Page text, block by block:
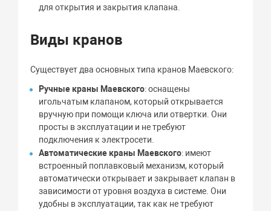
для открытия и закрытия клапана.
Виды кранов
Существует два основных типа кранов Маевского:
Ручные краны Маевского: оснащены
игольчатым клапаном, который открывается
вручную при помощи ключа или отвертки. Они
просты в эксплуатации и не требуют
подключения к электросети.
Автоматические краны Маевского: имеют
встроенный поплавковый механизм, который
автоматически открывает и закрывает клапан в
зависимости от уровня воздуха в системе. Они
удобны в эксплуатации, так как не требуют